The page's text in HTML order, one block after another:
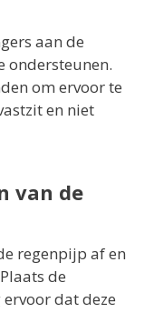
aan de
ondersteunen.
om ervoor te
en niet
van de
regenpijp af en
de
dat deze